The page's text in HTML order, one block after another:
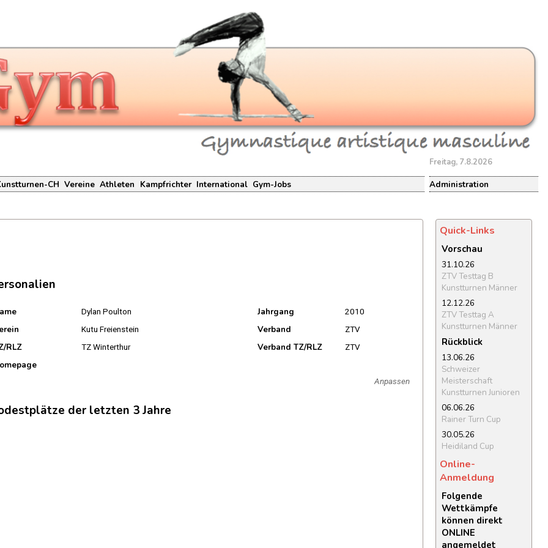
Freitag, 7.8.2026
CH Vereine Athleten Kampfrichter International Gym-Jobs Administration
Dylan Poulton Jahrgang 2010
Kutu Freienstein Verband ZTV
RLZ TZ Winterthur Verband TZ/RLZ ZTV
Anpassen
der letzten 3 Jahre
Quick-Links
Vorschau
31.10.26
ZTV Testtag B
Kunstturnen Männer
12.12.26
ZTV Testtag A
Kunstturnen Männer
Rückblick
13.06.26
Schweizer
Meisterschaft
Kunstturnen Junioren
06.06.26
Rainer Turn Cup
30.05.26
Heidiland Cup
Online-
Anmeldung
Folgende
Wettkämpfe
können direkt
ONLINE
angemeldet